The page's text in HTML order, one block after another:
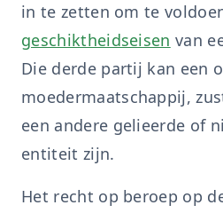
in te zetten om te
geschiktheidseisen van
Die derde partij kan een
moedermaatschappij,
een andere gelieerde of
entiteit zijn.
Het recht op beroep op